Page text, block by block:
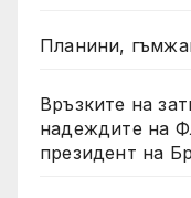
Планини,
Връзките на
надеждите на
президент на